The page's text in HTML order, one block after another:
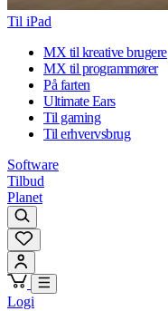
Til iPad
MX til kreative brugere
MX til programmører
På farten
Ultimate Ears
Til gaming
Til erhvervsbrug
Software
Tilbud
Planet
Logi